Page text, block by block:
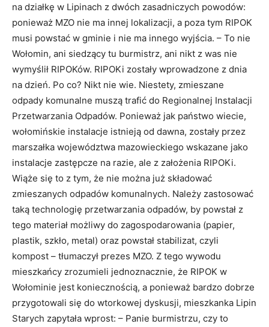
na działkę w Lipinach z dwóch zasadniczych powodów:
ponieważ MZO nie ma innej lokalizacji, a poza tym RIPOK
musi powstać w gminie i nie ma innego wyjścia. – To nie
Wołomin, ani siedzący tu burmistrz, ani nikt z was nie
wymyślił RIPOKów. RIPOKi zostały wprowadzone z dnia
na dzień. Po co? Nikt nie wie. Niestety, zmieszane
odpady komunalne muszą trafić do Regionalnej Instalacji
Przetwarzania Odpadów. Ponieważ jak państwo wiecie,
wołomińskie instalacje istnieją od dawna, zostały przez
marszałka województwa mazowieckiego wskazane jako
instalacje zastępcze na razie, ale z założenia RIPOKi.
Wiąże się to z tym, że nie można już składować
zmieszanych odpadów komunalnych. Należy zastosować
taką technologię przetwarzania odpadów, by powstał z
tego materiał możliwy do zagospodarowania (papier,
plastik, szkło, metal) oraz powstał stabilizat, czyli
kompost – tłumaczył prezes MZO. Z tego wywodu
mieszkańcy zrozumieli jednoznacznie, że RIPOK w
Wołominie jest koniecznością, a ponieważ bardzo dobrze
przygotowali się do wtorkowej dyskusji, mieszkanka Lipin
Starych zapytała wprost: – Panie burmistrzu, czy to